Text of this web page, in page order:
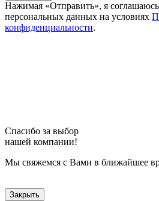
Нажимая «Отправить», я
персональных данных на условиях
конфиденциальности.
Спасибо за выбор
нашей компании!
Мы свяжемся с Вами в ближайшее
Закрыть